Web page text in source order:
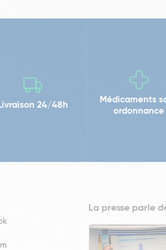
Livraison 24/48h
Médicaments
ordonnance
La presse parle